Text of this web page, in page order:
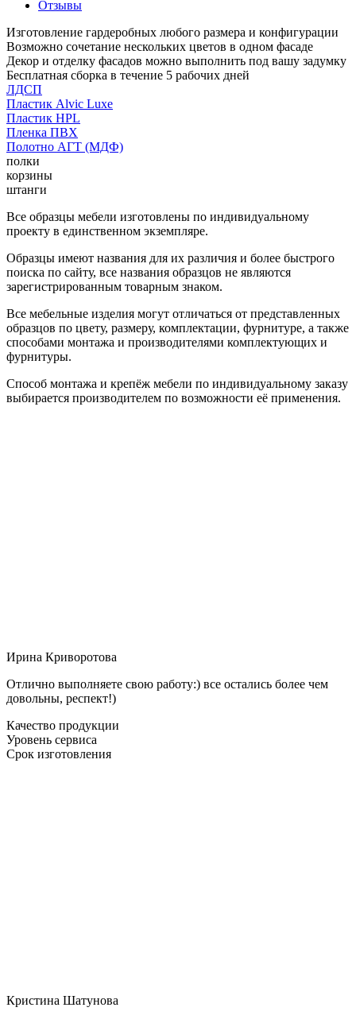
Отзывы
Изготовление гардеробных любого размера и конфигурации
Возможно сочетание нескольких цветов в одном фасаде
Декор и отделку фасадов можно выполнить под вашу задумку
Бесплатная сборка в течение 5 рабочих дней
ЛДСП
Пластик Alvic Luxe
Пластик HPL
Пленка ПВХ
Полотно АГТ (МДФ)
полки
корзины
штанги
Все образцы мебели изготовлены по индивидуальному
проекту в единственном экземпляре.
Образцы имеют названия для их различия и более быстрого
поиска по сайту, все названия образцов не являются
зарегистрированным товарным знаком.
Все мебельные изделия могут отличаться от представленных
образцов по цвету, размеру, комплектации, фурнитуре, а также
способами монтажа и производителями комплектующих и
фурнитуры.
Способ монтажа и крепёж мебели по индивидуальному заказу
выбирается производителем по возможности её применения.
Ирина Криворотова
Отлично выполняете свою работу:) все остались более чем
довольны, респект!)
Качество продукции
Уровень сервиса
Срок изготовления
Кристина Шатунова